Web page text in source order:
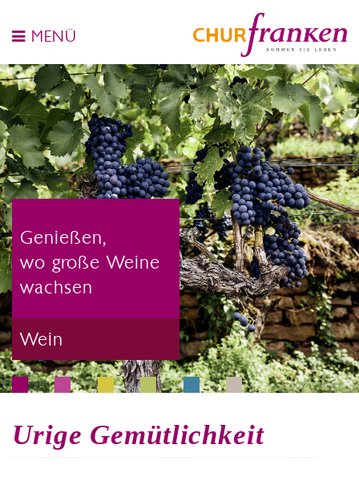
MENÜ
Genießen,
wo große Weine
wachsen
Wein
Urige Gemütlichkeit